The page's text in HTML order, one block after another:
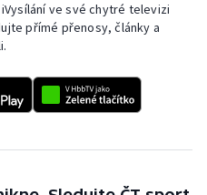
ve své chytré televizi
přímé přenosy, články a